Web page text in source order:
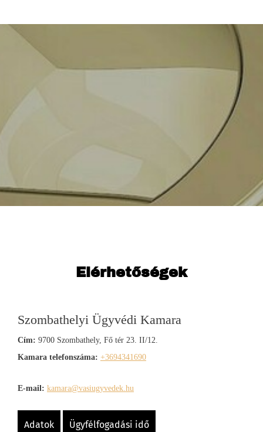
Elérhetőségek
Szombathelyi Ügyvédi Kamara
Cím: 9700 Szombathely, Fő tér 23. II/12.
Kamara telefonszáma: +3694341690
E-mail: kamara@vasiugyvedek.hu
adatok ügyfélfogadási idő